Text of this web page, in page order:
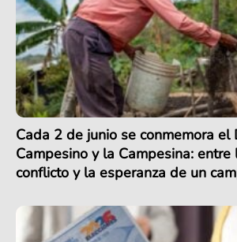
Cada 2 de junio se conmemora el
Campesino y la Campesina:
conflicto y la esperanza de un